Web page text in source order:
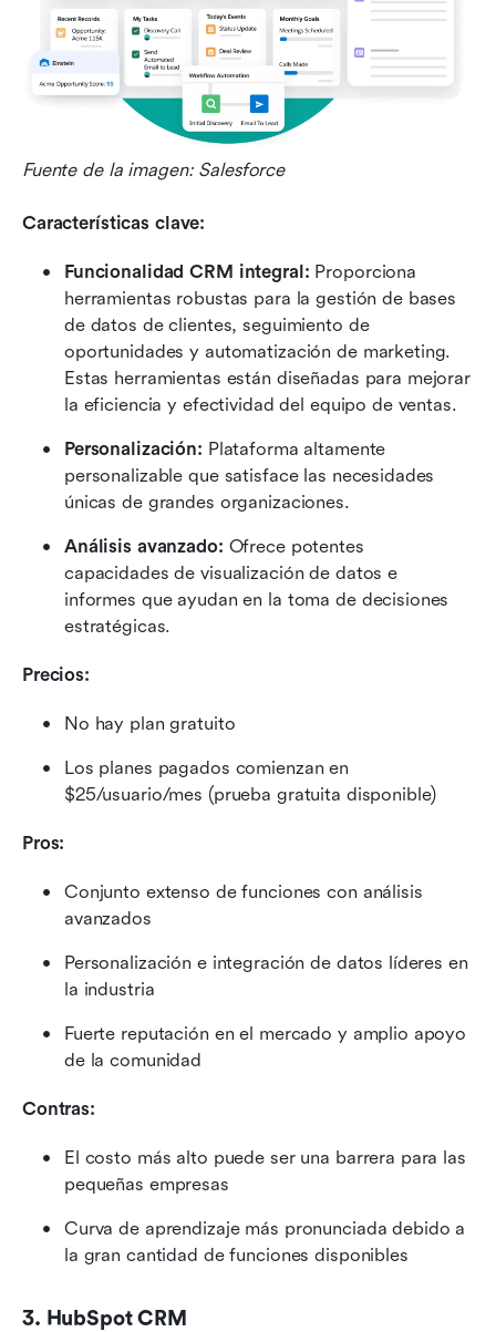
Fuente de la imagen: Salesforce
Características clave:
Funcionalidad CRM integral: Proporciona
herramientas robustas para la gestión de bases
de datos de clientes, seguimiento de
oportunidades y automatización de marketing.
Estas herramientas están diseñadas para mejorar
la eficiencia y efectividad del equipo de ventas.
Personalización: Plataforma altamente
personalizable que satisface las necesidades
únicas de grandes organizaciones.
Análisis avanzado: Ofrece potentes
capacidades de visualización de datos e
informes que ayudan en la toma de decisiones
estratégicas.
Precios:
No hay plan gratuito
Los planes pagados comienzan en
$25/usuario/mes (prueba gratuita disponible)
Pros:
Conjunto extenso de funciones con análisis
avanzados
Personalización e integración de datos líderes en
la industria
Fuerte reputación en el mercado y amplio apoyo
de la comunidad
Contras:
El costo más alto puede ser una barrera para las
pequeñas empresas
Curva de aprendizaje más pronunciada debido a
la gran cantidad de funciones disponibles
3. HubSpot CRM